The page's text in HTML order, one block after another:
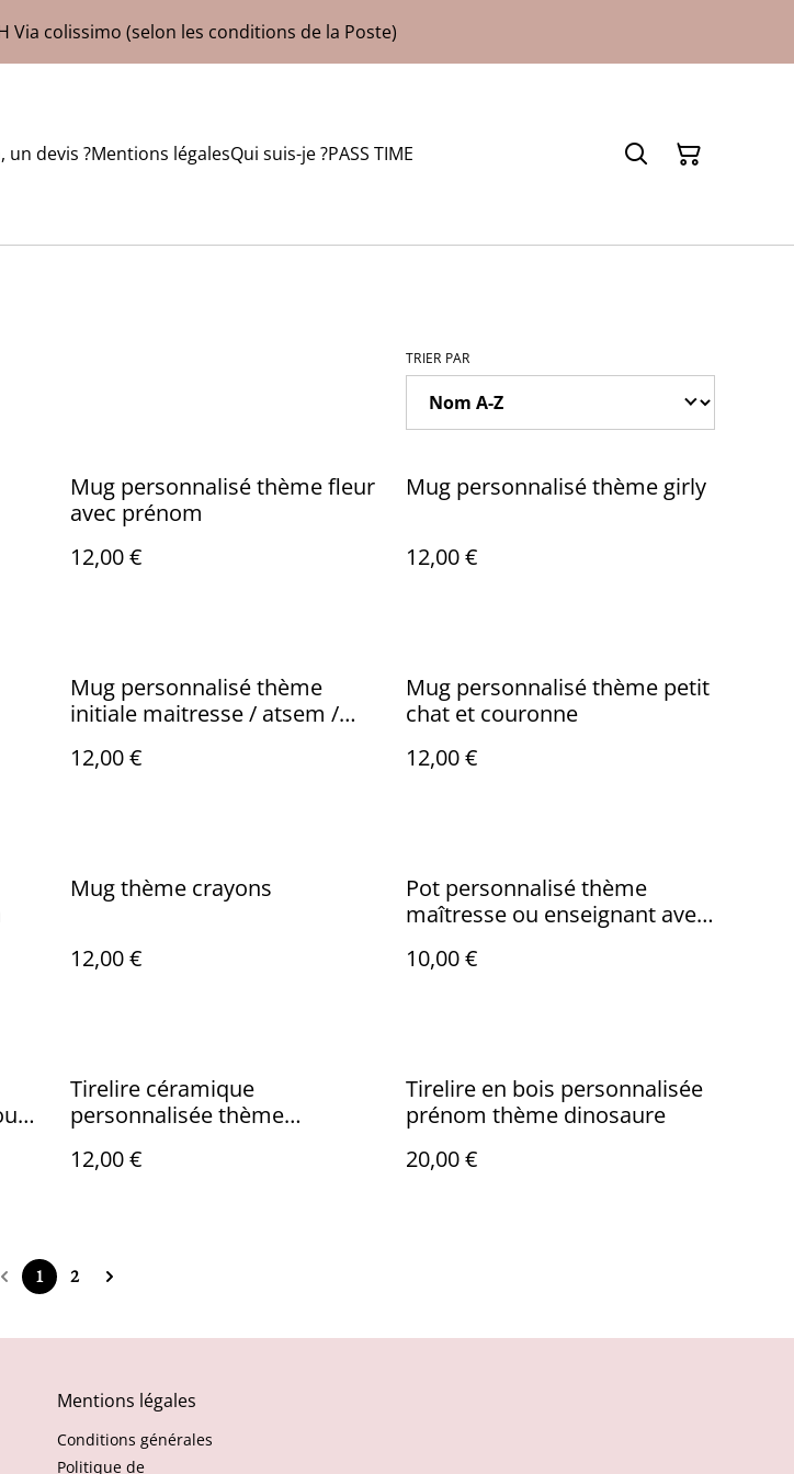
Via colissimo (selon les conditions de la Poste)
un devis ?Mentions légalesQui suis-je ?PASS TIME
TRIER PAR
Mug personnalisé thème fleur
avec prénom
12,00 €
Mug personnalisé thème girly
12,00 €
Mug personnalisé thème
initiale maitresse / atsem /
12,00 €
Mug personnalisé thème petit
chat et couronne
12,00 €
Mug thème crayons
12,00 €
Pot personnalisé thème
maîtresse ou enseignant avec
10,00 €
Tirelire céramique
personnalisée thème
12,00 €
Tirelire en bois personnalisée
prénom thème dinosaure
20,00 €
1 2
Mentions légales
Conditions générales
Politique de